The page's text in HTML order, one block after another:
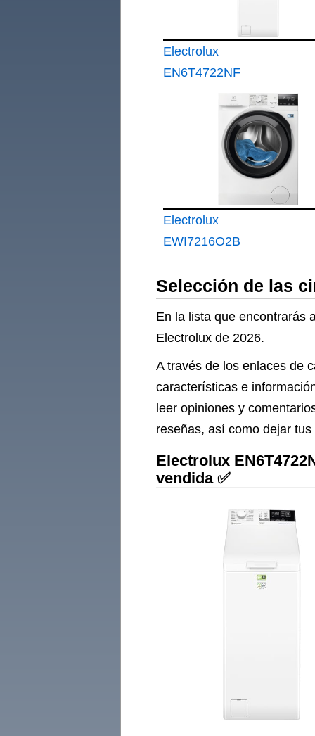
Electrolux
EN6T4722NF
Lavadora de Carga
Superior 7Kg
Electrolux
EWI7216O2B
Libre Instalación
Selección de las
En la lista que encontrarás
Electrolux de 2026.
A través de los enlaces de
características e
leer opiniones y
reseñas, así como dejar
Electrolux
vendida ✅